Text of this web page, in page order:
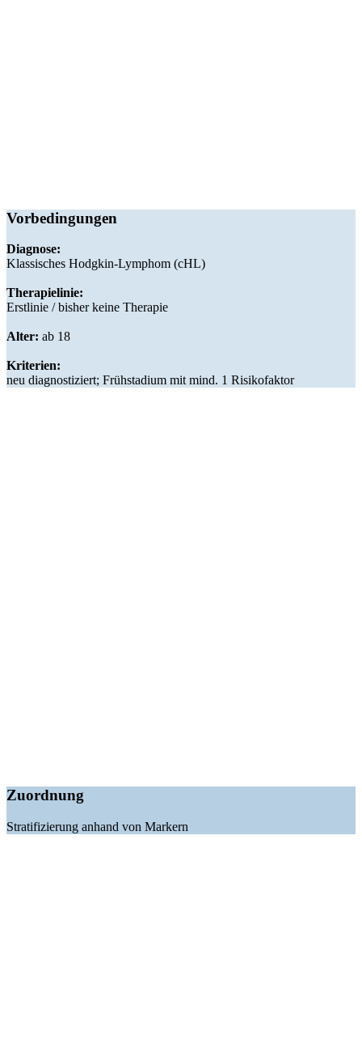
Vorbedingungen
Diagnose:
Klassisches Hodgkin-Lymphom (cHL)
Therapielinie:
Erstlinie / bisher keine Therapie
Alter: ab 18
Kriterien:
neu diagnostiziert; Frühstadium mit mind. 1 Risikofaktor
Zuordnung
Stratifizierung anhand von Markern